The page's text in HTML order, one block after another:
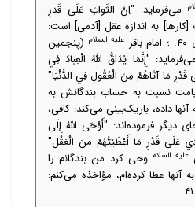
می‌فرماید: "اِنَّ الثَوابَ عَلَی قَدرِ
[کارها] به اندازه عقل [آدمی] است:
علیه السلام (پنجمین
"إِنَّمَا يُدَاقُّ اللَّهُ الْعِبَادَ فِي
قَدْرِ مَا آتَاهُمْ مِنَ الْعُقُولِ فِي الدُّنْيَا"
نسبت به حساب بندگانش به
آنها داده، باریک‌بینی می‌کند: کافی،
در جای دیگر فرموده‌اند: "أَوْحَى اللَّهُ إِلَى
عَلَى قَدْرِ مَا أَعْطَيْتُهُمْ مِنَ الْعَقْل‏"
علیه السلام وحی کرد من بندگانم را
آنها عطا کرده‌ام، مؤاخذه می‌کنم: